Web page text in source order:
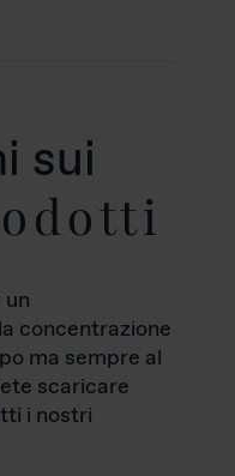
sui
concentrazione
ma sempre al
scaricare
i nostri